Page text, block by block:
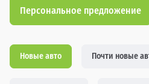
Персональное предложение
Новые авто Почти новые